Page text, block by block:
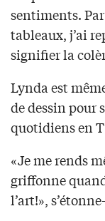
sentiments.
tableaux, j’ai
signifier la
Lynda est
de dessin pour
quotidiens en
«Je me rends
griffonne
l’art!»,